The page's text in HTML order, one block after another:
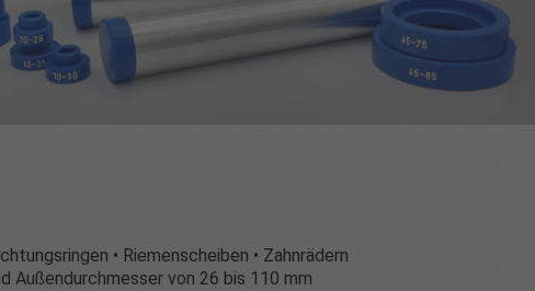
• Riemenscheiben • Zahnrädern
Außendurchmesser von 26 bis 110 mm